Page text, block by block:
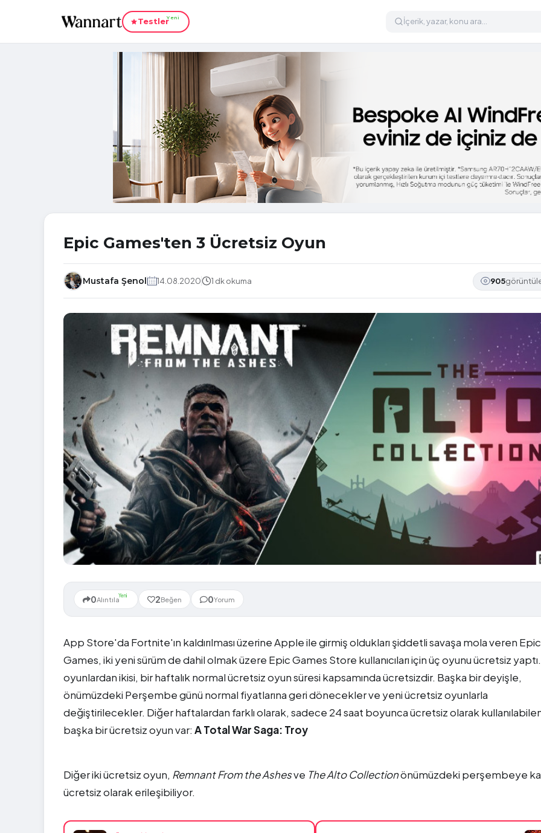
TestlerYeni
Epic Games'ten 3 Ücretsiz Oyun
Mustafa Şenol 14.08.2020 1 dk okuma 905
0AlıntılaYeni 2Beğen 0Yorum
App Store'da Fortnite'ın kaldırılması üzerine Apple ile girmiş oldukları şiddetli savaşa mola veren Epic
Games, iki yeni sürüm de dahil olmak üzere Epic Games Store kullanıcıları için üç oyunu ücretsiz
oyunlardan ikisi, bir haftalık normal ücretsiz oyun süresi kapsamında ücretsizdir. Başka bir deyişle,
önümüzdeki Perşembe günü normal fiyatlarına geri dönecekler ve yeni ücretsiz oyunlarla
değiştirilecekler. Diğer haftalardan farklı olarak, sadece 24 saat boyunca ücretsiz olarak
başka bir ücretsiz oyun var: A Total War Saga: Troy
Diğer iki ücretsiz oyun, Remnant From the Ashesve The Alto Collectionönümüzdeki perşembeye
ücretsiz olarak erileşibiliyor.